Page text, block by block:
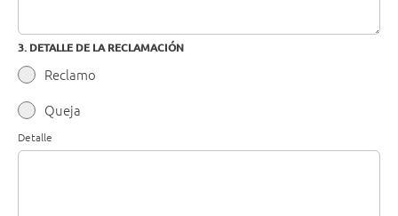
3. DETALLE DE LA RECLAMACIÓN
Reclamo
Queja
Detalle